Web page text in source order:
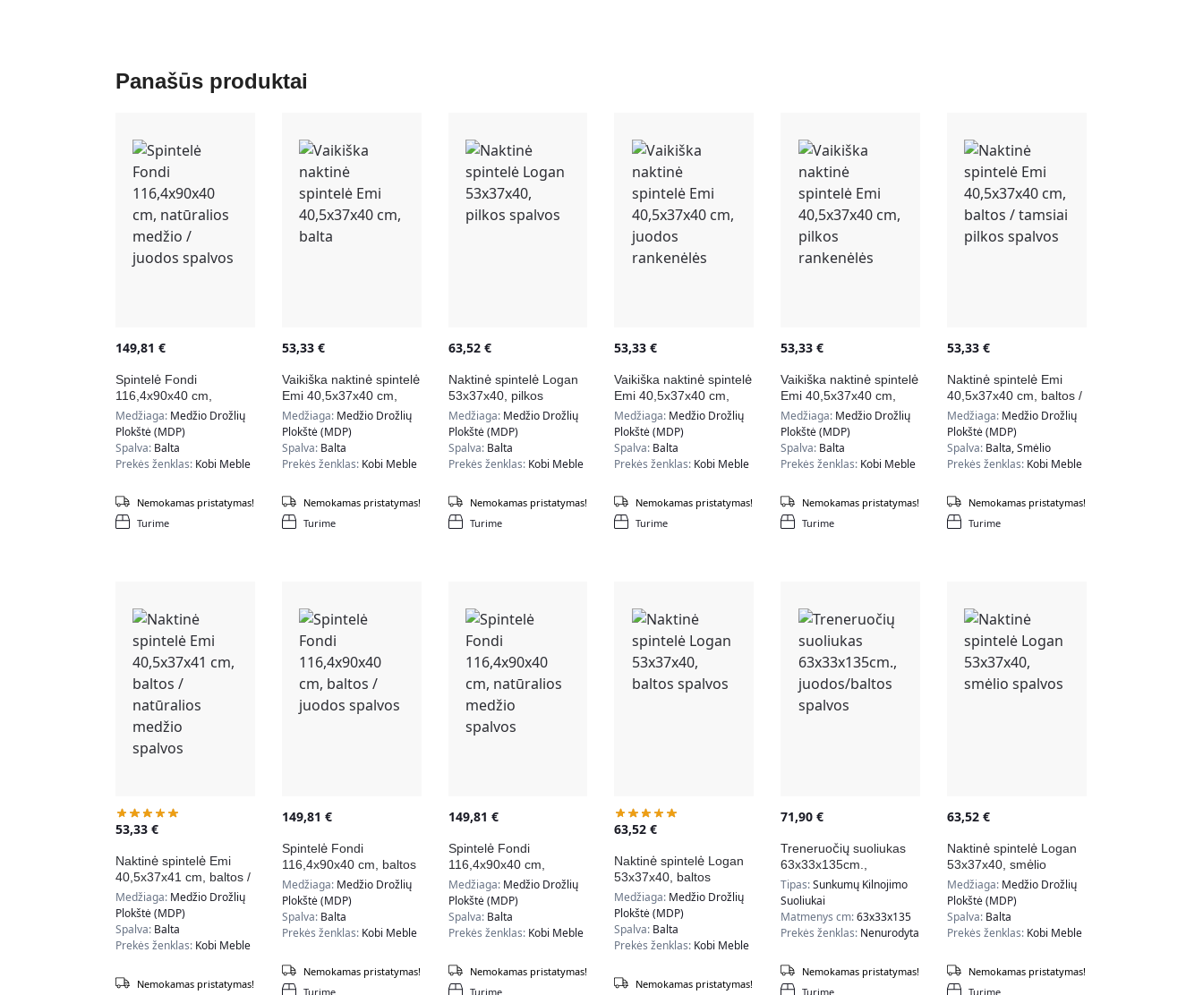
Panašūs produktai
149,81 €
Spintelė Fondi
116,4x90x40 cm,
natūralios medžio /
juodos spalvos
Medžiaga: Medžio Drožlių
Plokštė (MDP)
Spalva: Balta
Prekės ženklas: Kobi Meble
Turime
Nemokamas pristatymas!
53,33 €
Vaikiška naktinė spintelė
Emi 40,5x37x40 cm,
balta
Medžiaga: Medžio Drožlių
Plokštė (MDP)
Spalva: Balta
Prekės ženklas: Kobi Meble
Turime
Nemokamas pristatymas!
63,52 €
Naktinė spintelė Logan
53x37x40, pilkos
spalvos
Medžiaga: Medžio Drožlių
Plokštė (MDP)
Spalva: Balta
Prekės ženklas: Kobi Meble
Turime
Nemokamas pristatymas!
53,33€
Vaikiška naktinė spintelė
Emi 40,5x37x40 cm,
juodos rankenėlės
Medžiaga: Medžio Drožlių
Plokštė (MDP)
Spalva: Balta
Prekės ženklas: Kobi Meble
Turime
Nemokamas pristatymas!
53,33€
Vaikiška naktinė spintelė
Emi 40,5x37x40 cm,
pilkos rankenėlės
Medžiaga: Medžio Drožlių
Plokštė (MDP)
Spalva: Balta
Prekės ženklas: Kobi Meble
Turime
Nemokamas pristatymas!
53,33 €
Naktinė spintelė Emi
40,5x37x40 cm, baltos /
tamsiai pilkos spalvos
Medžiaga: Medžio Drožlių
Plokštė (MDP)
Spalva: Balta, Smėlio
Prekės ženklas: Kobi Meble
Turime
Nemokamas pristatymas!
53,33 €
Naktinė spintelė Emi
40,5x37x41 cm, baltos /
natūralios medžio
spalvos
Medžiaga: Medžio Drožlių
Plokštė (MDP)
Spalva: Balta
Prekės ženklas: Kobi Meble
Nemokamas pristatymas!
149,81 €
Spintelė Fondi
116,4x90x40 cm, baltos
/ juodos spalvos
Medžiaga: Medžio Drožlių
Plokštė (MDP)
Spalva: Balta
Prekės ženklas: Kobi Meble
Turime
Nemokamas pristatymas!
149,81 €
Spintelė Fondi
116,4x90x40 cm,
natūralios medžio
spalvos
Medžiaga: Medžio Drožlių
Plokštė (MDP)
Spalva: Balta
Prekės ženklas: Kobi Meble
Turime
Nemokamas pristatymas!
63,52€
Naktinė spintelė Logan
53x37x40, baltos
spalvos
Medžiaga: Medžio Drožlių
Plokštė (MDP)
Spalva: Balta
Prekės ženklas: Kobi Meble
Nemokamas pristatymas!
71,90€
Treneruočių suoliukas
63x33x135cm.,
juodos/baltos spalvos
Tipas:Sunkumų Kilnojimo
Suoliukai
Matmenys cm:63x33x135
Prekės ženklas: Nenurodyta
Turime
Nemokamas pristatymas!
63,52 €
Naktinė spintelė Logan
53x37x40, smėlio
spalvos
Medžiaga: Medžio Drožlių
Plokštė (MDP)
Spalva: Balta
Prekės ženklas: Kobi Meble
Turime
Nemokamas pristatymas!